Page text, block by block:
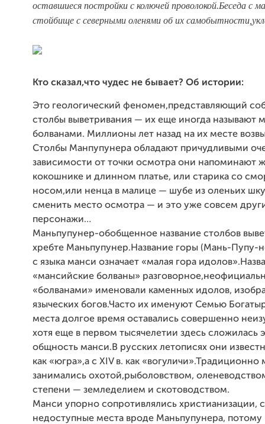
оставшиеся постройки с колючей проволокой.Беседа с
стойбище с северными оленями об их
Кто сказал,что чудес не бывает? Об истории:
Это геологический феномен,представляющий
столбы выветривания — их еще иногда называют
болванами. Миллионы лет назад на их месте
Столбы Манпупунера обладают причудливыми
зависимости от точки осмотра они напоминают
кокошнике и длинном платье, или старика со
носом,или ненца в малице — шубе из оленьих
сменить место осмотра — и это уже совсем
персонажи…
Маньпупунер-обобщенное название столбов
хребте Маньпупунер.Название горы (Мань-Пупу-
с языка манси означает «малая гора
«мансийские болваны»
«болванами» именовали каменных идолов,
языческих богов.Часто их именуют Семью
места долгое время оставались совершенно
хотя еще в первом тысячелетии здесь сложилась
общность манси.В русских летописях они
как «югра»,а с XIV в. как «вогуличи».Традиционно
занимались охотой,рыболовством,
степени — земледелием и скотоводством.
Манси упорно сопротивлялись христианизации,
недоступные места вроде Маньпупунера, потому